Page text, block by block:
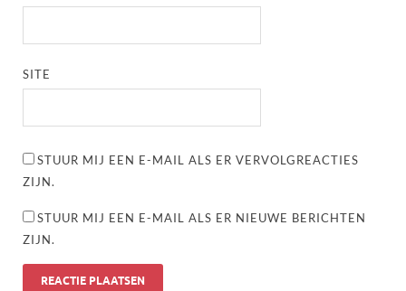
SITE
STUUR MIJ EEN E-MAIL ALS ER VERVOLGREACTIES
ZIJN.
STUUR MIJ EEN E-MAIL ALS ER NIEUWE BERICHTEN
ZIJN.